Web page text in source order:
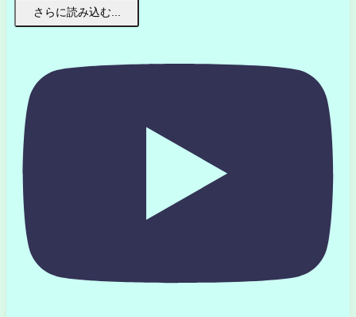
さらに読み込む...